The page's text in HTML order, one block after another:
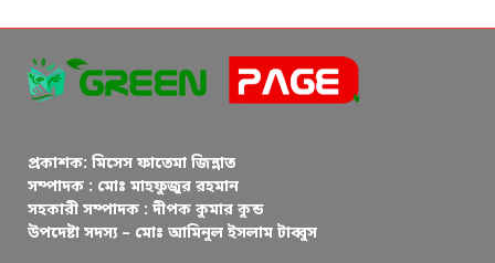
প্রকাশক: মিসেস ফাতেমা জিন্নাত
সম্পাদক : মোঃ মাহফুজুর রহমান
সহকারী সম্পাদক : দীপক কুমার কুন্ড
উপদেষ্টা সদস্য – মোঃ আমিনুল ইসলাম টাব্বুস